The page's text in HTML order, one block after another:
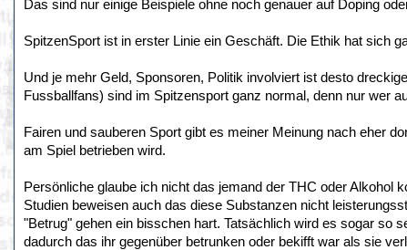
Das sind nur einige Beispiele ohne noch genauer auf Doping
SpitzenSport ist in erster Linie ein Geschäft. Die Ethik hat sich
Und je mehr Geld, Sponsoren, Politik involviert ist desto
Fussballfans) sind im Spitzensport ganz normal, denn nur wer
Fairen und sauberen Sport gibt es meiner Meinung nach eher
am Spiel betrieben wird.
Persönliche glaube ich nicht das jemand der THC oder Alkohol
Studien beweisen auch das diese Substanzen nicht
"Betrug" gehen ein bisschen hart. Tatsächlich wird es sogar so
dadurch das ihr gegenüber betrunken oder bekifft war als sie